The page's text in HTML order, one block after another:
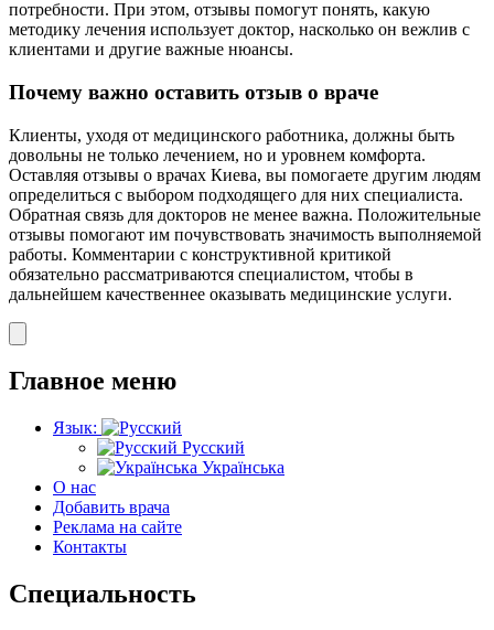
потребности. При этом, отзывы помогут понять, какую
методику лечения использует доктор, насколько он вежлив с
клиентами и другие важные нюансы.
Почему важно оставить отзыв о враче
Клиенты, уходя от медицинского работника, должны быть
довольны не только лечением, но и уровнем комфорта.
Оставляя отзывы о врачах Киева, вы помогаете другим людям
определиться с выбором подходящего для них специалиста.
Обратная связь для докторов не менее важна. Положительные
отзывы помогают им почувствовать значимость выполняемой
работы. Комментарии с конструктивной критикой
обязательно рассматриваются специалистом, чтобы в
дальнейшем качественнее оказывать медицинские услуги.
Главное меню
Язык:
Русский
Українська
О нас
Добавить врача
Реклама на сайте
Контакты
Специальность